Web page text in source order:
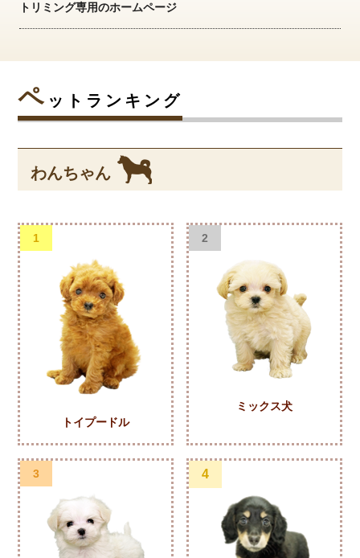
トリミング専用のホームページ
ペ ットランキング
わんちゃん
1
トイプードル
2
ミックス犬
3 4